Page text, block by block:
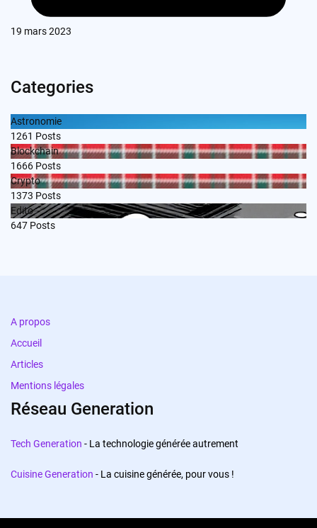
19 mars 2023
Categories
Astronomie
1261 Posts
Blockchain
1666 Posts
Crypto
1373 Posts
Edito
647 Posts
A propos
Accueil
Articles
Mentions légales
Réseau Generation
Tech Generation - La technologie générée autrement
Cuisine Generation - La cuisine générée, pour vous !